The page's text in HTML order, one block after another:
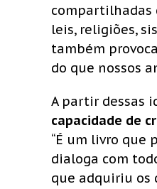
compartilhadas
leis, religiões,
também
do que nossos
A partir dessas
capacidade de
“É um livro que
dialoga com
que adquiriu os